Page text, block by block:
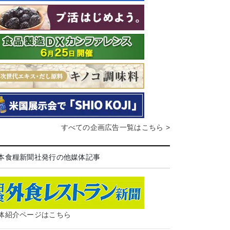
すべての企画広告一覧はこちら >
食糧新聞社発行の他媒体記事
紹介ページはこちら